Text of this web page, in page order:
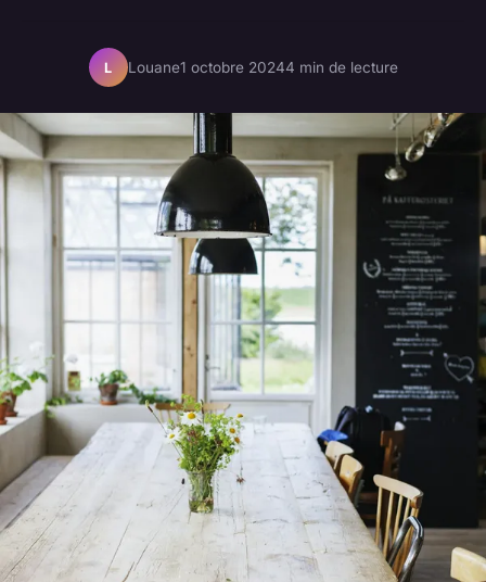
L Louane1 octobre 20244 min de lecture